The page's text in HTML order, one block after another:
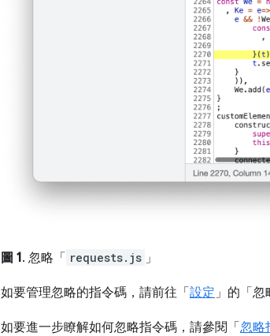
圖 1. 忽略「 requests.js 」
如要管理忽略的指令碼，請前往「設定 」的「忽
如要進一步瞭解如何忽略指令碼，請參閱「忽略